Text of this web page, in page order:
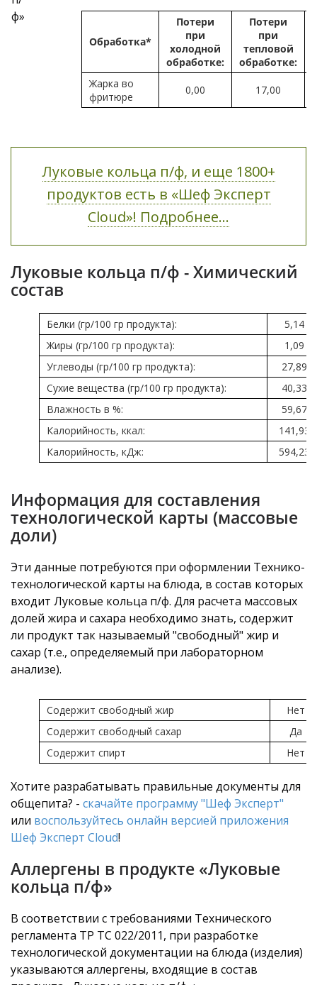
Обработка*
Потери
при
холодной
обработке:
Потери
при
тепловой
обработке:
Жарка во
фритюре
0,00 17,00
Луковые кольца п/ф, и еще 1800+
продуктов есть в «Шеф Эксперт
Cloud»! Подробнее...
Луковые кольца п/ф - Химический
состав
Белки (гр/100 гр продукта):
5,14
Жиры (гр/100 гр продукта):
1,09
Углеводы (гр/100 гр продукта):
27,89
Сухие вещества (гр/100 гр продукта):
40,33
Влажность в %:
59,67
Калорийность, ккал:
141,93
Калорийность, кДж:
594,23
Информация для составления
технологической карты (массовые
доли)
Эти данные потребуются при оформлении Технико-
технологической карты на блюда, в состав которых
входит Луковые кольца п/ф. Для расчета массовых
долей жира и сахара необходимо знать, содержит
ли продукт так называемый "свободный" жир и
сахар (т.е., определяемый при лабораторном
анализе).
Содержит свободный жир
Нет
Содержит свободный сахар
Да
Содержит спирт
Нет
Хотите разрабатывать правильные документы для
общепита? - скачайте программу "Шеф Эксперт"
или воспользуйтесь онлайн версией приложения
Шеф Эксперт Cloud!
Аллергены в продукте «Луковые
кольца п/ф»
В соответствии с требованиями Технического
регламента ТР ТС 022/2011, при разработке
технологической документации на блюда (изделия)
указываются аллергены, входящие в состав